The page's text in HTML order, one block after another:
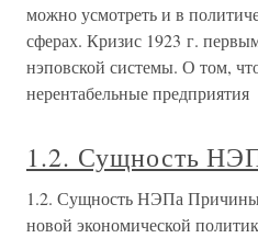
можно усмотреть и в
сферах. Кризис 1923 г.
нэповской системы. О том,
нерентабельные предприятия
1.2. Сущность
1.2. Сущность НЭПа
новой экономической